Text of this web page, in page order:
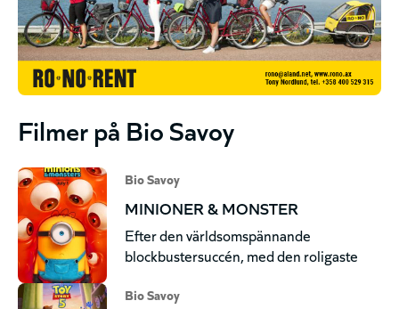
Filmer på Bio Savoy
Bio Savoy
MINIONER & MONSTER
Efter den världsomspännande
blockbustersuccén, med den roligaste
Bio Savoy